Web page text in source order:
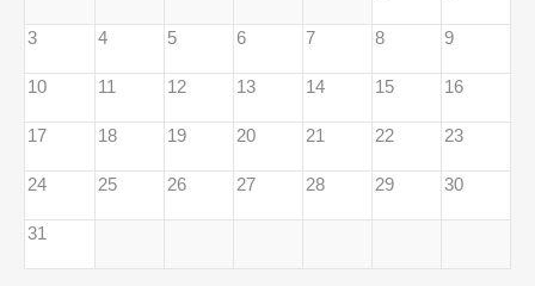
3 4 5 6 7 8 9
10 11 12 13 14 15 16
17 18 19 20 21 22 23
24 25 26 27 28 29 30
31